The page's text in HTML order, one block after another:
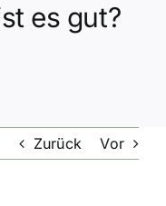
es gut?
Zurück Vor